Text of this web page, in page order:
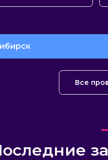
интернет и ТВ
Все